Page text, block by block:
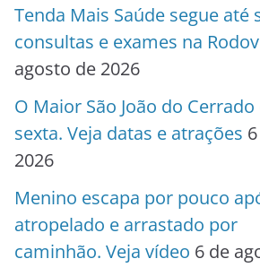
Tenda Mais Saúde segue até
consultas e exames na
agosto de 2026
O Maior São João do
sexta. Veja datas e atrações
2026
Menino escapa por pouco
atropelado e arrastado por
caminhão. Veja vídeo 6 de